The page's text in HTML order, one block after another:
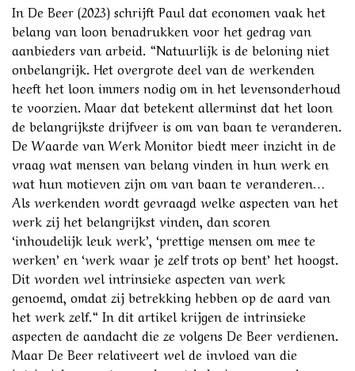
In De Beer (2023) schrijft Paul dat economen vaak het
belang van loon benadrukken voor het gedrag van
aanbieders van arbeid. “Natuurlijk is de beloning niet
onbelangrijk. Het overgrote deel van de werkenden
heeft het loon immers nodig om in het levensonderhoud
te voorzien. Maar dat betekent allerminst dat het loon
de belangrijkste drijfveer is om van baan te veranderen.
De Waarde van Werk Monitor biedt meer inzicht in de
vraag wat mensen van belang vinden in hun werk en
wat hun motieven zijn om van baan te veranderen…
Als werkenden wordt gevraagd welke aspecten van het
werk zij het belangrijkst vinden, dan scoren
‘inhoudelijk leuk werk’, ‘prettige mensen om mee te
werken’ en ‘werk waar je zelf trots op bent’ het hoogst.
Dit worden wel intrinsieke aspecten van werk
genoemd, omdat zij betrekking hebben op de aard van
het werk zelf.“ In dit artikel krijgen de intrinsieke
aspecten de aandacht die ze volgens De Beer verdienen.
Maar De Beer relativeert wel de invloed van die